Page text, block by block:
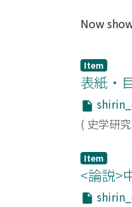
Now
Item
表紙・
( 史学研
Item
<論説>